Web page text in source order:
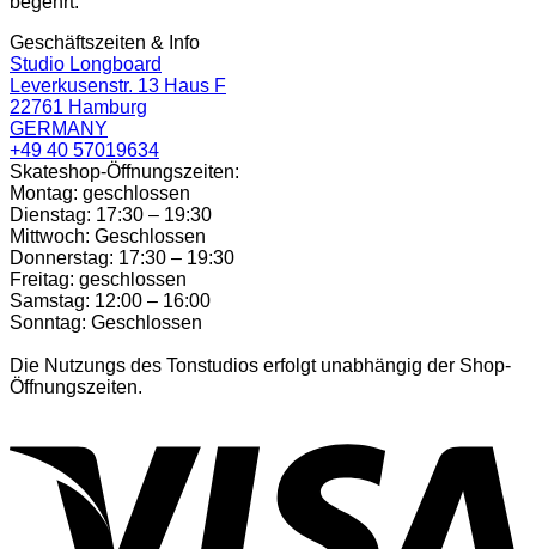
Geschäftszeiten & Info
Studio Longboard
Leverkusenstr. 13 Haus F
22761 Hamburg
GERMANY
+49 40 57019634
Skateshop-Öffnungszeiten:
Montag: geschlossen
Dienstag: 17:30 – 19:30
Mittwoch: Geschlossen
Donnerstag: 17:30 – 19:30
Freitag: geschlossen
Samstag: 12:00 – 16:00
Sonntag: Geschlossen
Die Nutzungs des Tonstudios erfolgt unabhängig der Shop-
Öffnungszeiten.